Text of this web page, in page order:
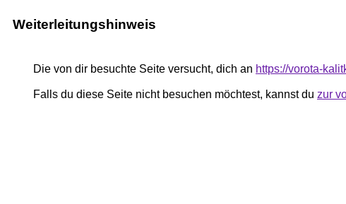
Weiterleitungshinweis
Die von dir besuchte Seite versucht, dich an https://vorota-
Falls du diese Seite nicht besuchen möchtest, kannst du zur